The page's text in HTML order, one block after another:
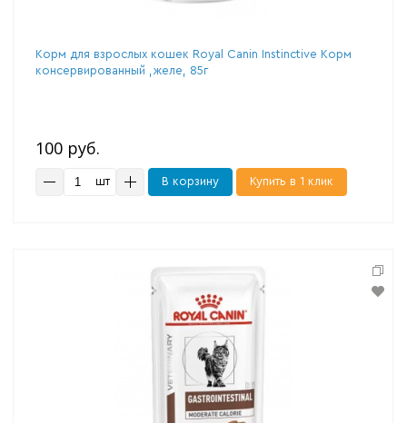
Корм для взрослых кошек Royal Canin Instinctive Корм
консервированный ,желе, 85г
100 руб.
шт В корзину Купить в 1 клик